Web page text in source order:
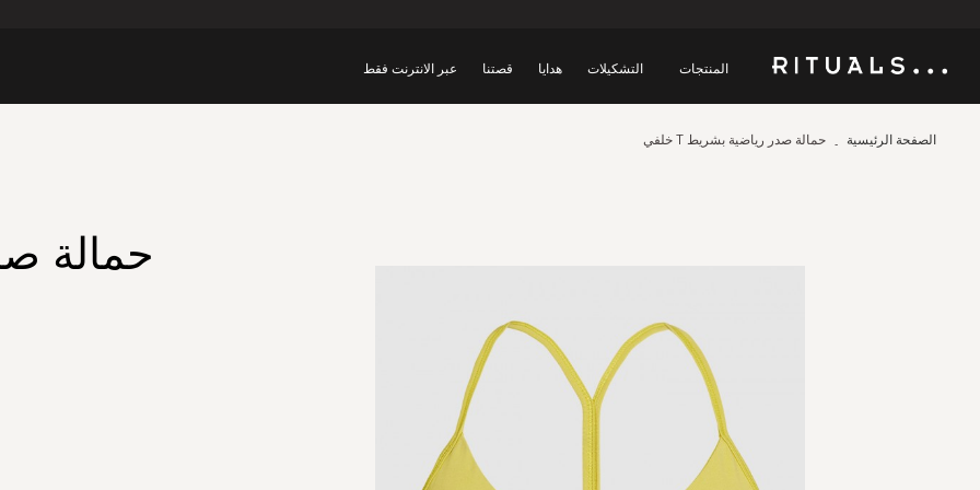
المنتجات التشكيلات هدايا قصتنا عبر الانترنت فقط
الصفحة الرئيسية حمالة صدر رياضية بشريط T خلفي